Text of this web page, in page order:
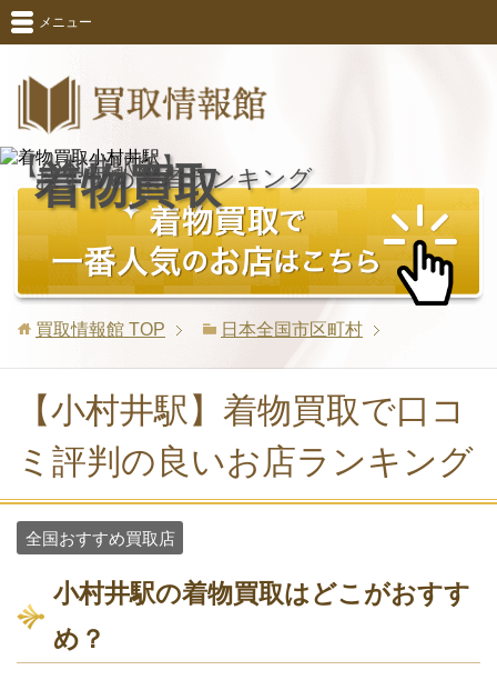
メニュー
【小村井駅版】
着物買取
おすすめ業者ランキング
買取情報館 TOP 日本全国市区町村
【小村井駅】着物買取で口コ
ミ評判の良いお店ランキング
全国おすすめ買取店
小村井駅の着物買取はどこがおすす
め？